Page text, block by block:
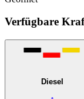
Verfügbare
Diesel